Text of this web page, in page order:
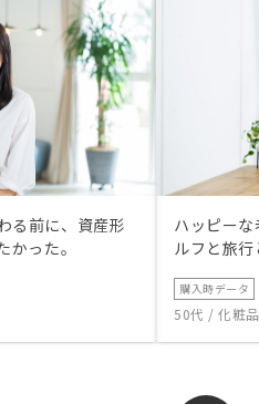
る前に、資産形
かった。
ハッピー
ルフと旅
購入時データ
50代 / 化粧